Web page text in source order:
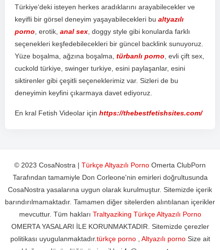
Türkiye‘deki isteyen herkes aradıklarını arayabilecekler ve
keyifli bir görsel deneyim yaşayabilecekleri bu altyazılı
porno erotik anal sex doggy style gibi konularda farklı
seçenekleri keşfedebilecekleri bir güncel backlink sunuyoruz
Yüze boşalma ağzına boşalma türbanlı porno evli çift sex
cuckold türkiye swinger turkiye esini paylaşanlar, esini
siktirenler gibi çeşitli seçeneklerimiz var. Sizleri de bu
deneyimin keyfini çıkarmaya davet ediyoruz
En kral Fetish Videolar için https://thebestfetishsites.com/
© 2023 CosaNostra | Türkçe Altyazılı Porno Omerta ClubPorn
Tarafından tamamiyle Don Corleone'nin emirleri doğrultusunda
CosaNostra yasalarına uygun olarak kurulmuştur. Sitemizde içerik
barındırılmamaktadır. Tamamen diğer sitelerden alıntılanan içerikler
mevcuttur. Tüm hakları Traltyaziking Türkçe Altyazılı Porno
OMERTA YASALARI İLE KORUNMAKTADIR. Sitemizde çerezler
politikası uyugulanmaktadır.türkçe porno, Altyazılı pornoSize ait